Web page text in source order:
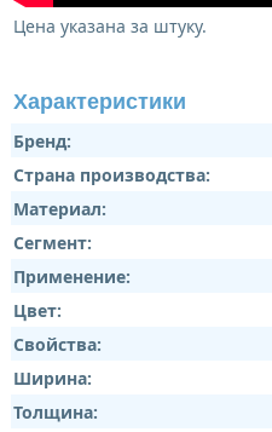
Цена указана за штуку.
Характеристики
Бренд:
Страна производства:
Материал:
Сегмент:
Применение:
Цвет:
Свойства:
Ширина:
Толщина: